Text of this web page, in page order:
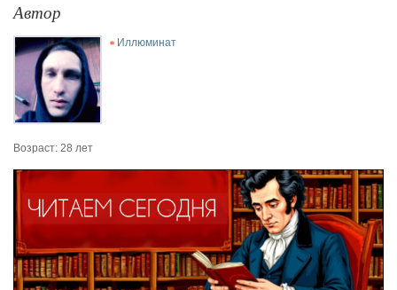
Автор
Иллюминат
Возраст: 28 лет